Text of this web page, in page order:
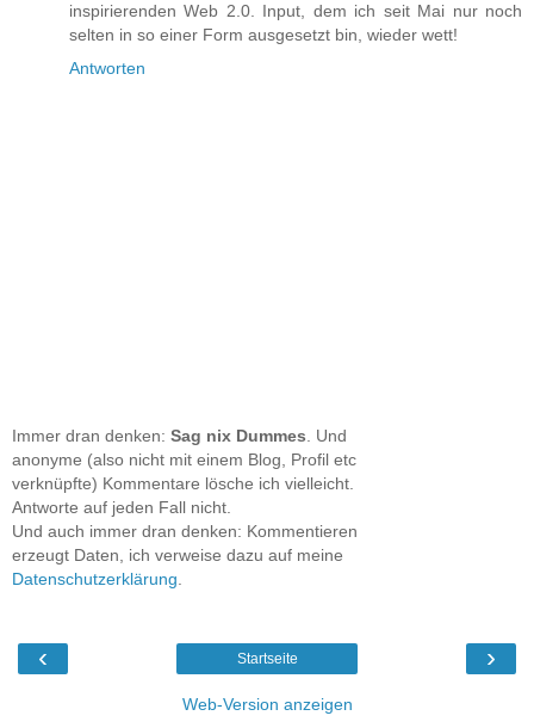
inspirierenden Web 2.0. Input, dem ich seit Mai nur noch
selten in so einer Form ausgesetzt bin, wieder wett!
Antworten
Immer dran denken: Sag nix Dummes . Und
anonyme (also nicht mit einem Blog, Profil etc
verknüpfte) Kommentare lösche ich vielleicht.
Antworte auf jeden Fall nicht.
Und auch immer dran denken: Kommentieren
erzeugt Daten, ich verweise dazu auf meine
Datenschutzerklärung
‹ ›
Startseite
Web-Version anzeigen